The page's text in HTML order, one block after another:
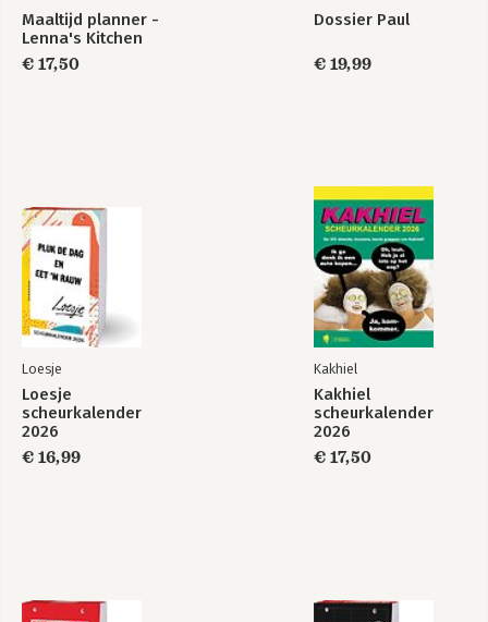
Maaltijd planner -
Lenna's Kitchen
€ 17,50
Dossier Paul
€ 19,99
Loesje
Loesje
scheurkalender
2026
€ 16,99
Kakhiel
Kakhiel
scheurkalender
2026
€ 17,50